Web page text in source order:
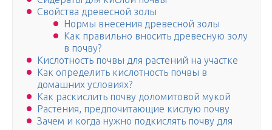
Свойства древесной золы
Нормы внесения древесной золы
Как правильно вносить древесную золу
в почву?
Кислотность почвы для растений на участке
Как определить кислотность почвы в
домашних условиях?
Как раскислить почву доломитовой мукой
Растения, предпочитающие кислую почву
Зачем и когда нужно подкислять почву для